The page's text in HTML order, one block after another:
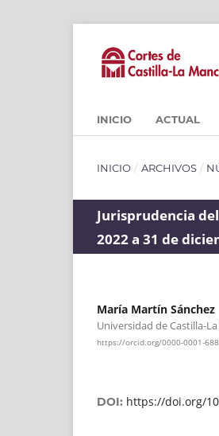
INICIO ACTUAL
INICIO / ARCHIVOS /
Jurisprudencia
2022 a 31 de
María Martín Sánchez
Universidad de Castilla-
https://orcid.org/0000-0001-
DOI: https://doi.org/